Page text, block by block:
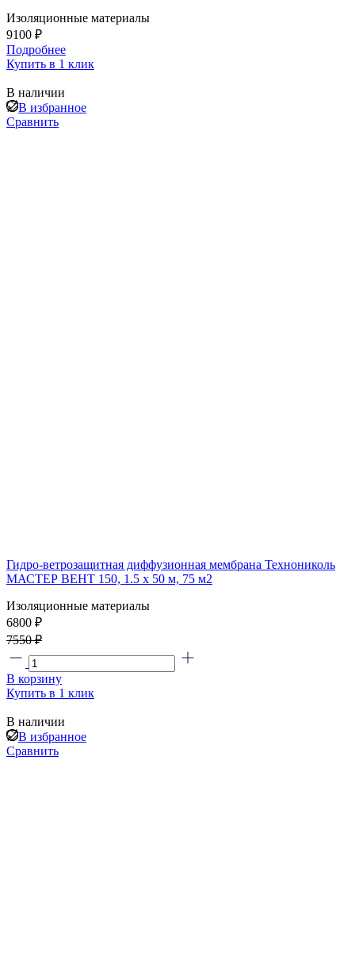
Изоляционные материалы
9100 ₽
Подробнее
Купить в 1 клик
В наличии
В избранное
Сравнить
Гидро-ветрозащитная диффузионная мембрана Технониколь
МАСТЕР ВЕНТ 150, 1.5 x 50 м, 75 м2
Изоляционные материалы
6800 ₽
7550 ₽
В корзину
Купить в 1 клик
В наличии
В избранное
Сравнить